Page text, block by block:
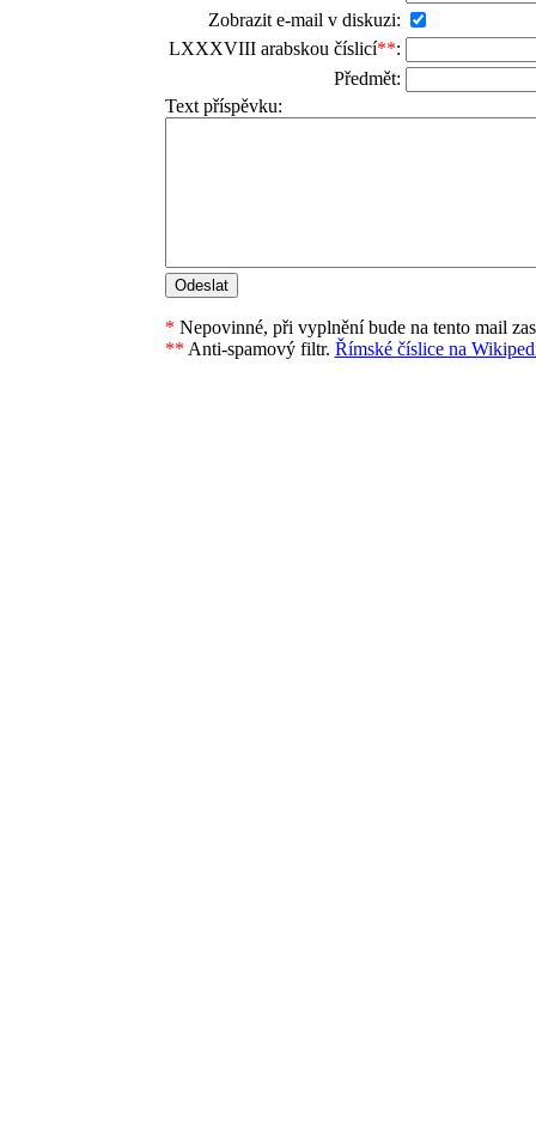
Zobrazit e-mail v diskuzi:
LXXXVIII arabskou číslicí**:
Předmět:
Text příspěvku:
* Nepovinné, při vyplnění bude na tento mail
** Anti-spamový filtr. Římské číslice na